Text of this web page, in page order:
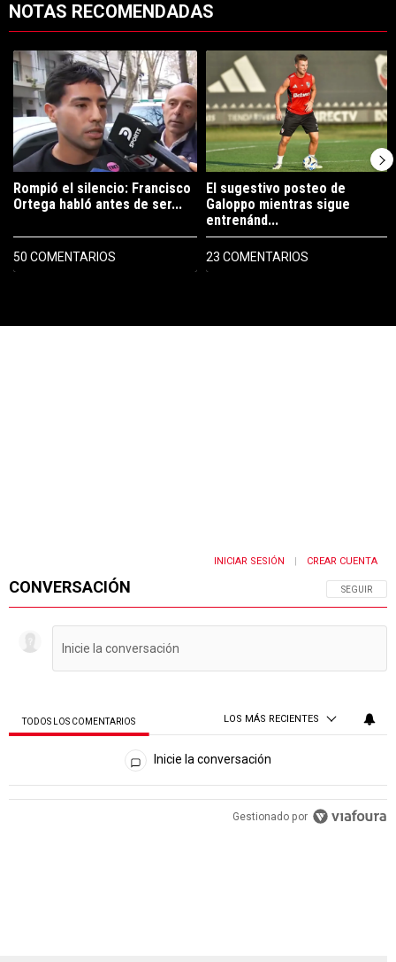
NOTAS RECOMENDADAS
Un artículo de tendencia con el título "Rompió el silencio: Francisco
Rompió el silencio: Francisco
Ortega habló antes de ser...
50 COMENTARIOS
Un artículo de tendencia con el
El sugestivo posteo de
Galoppo mientras sigue
entrenánd...
23 COMENTARIOS
CONVERSACIÓN SIGA ESTA
SEGUIR
INICIAR SESIÓN CREAR CUENTA
TODOS LOS COMENTARIOS LOS MÁS RECIENTES
Todos los comentarios
Inicie la conversación